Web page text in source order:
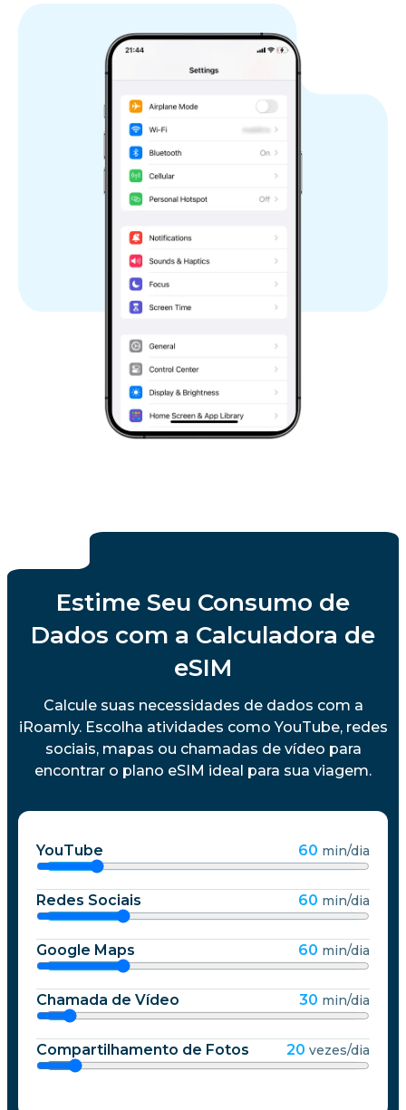
Estime Seu Consumo de
Dados com a Calculadora de
eSIM
Calcule suas necessidades de dados com a
iRoamly. Escolha atividades como YouTube, redes
sociais, mapas ou chamadas de vídeo para
encontrar o plano eSIM ideal para sua viagem.
YouTube 60 min/dia
Redes Sociais 60 min/dia
Google Maps 60 min/dia
Chamada de Vídeo 30 min/dia
Compartilhamento de Fotos 20 vezes/dia